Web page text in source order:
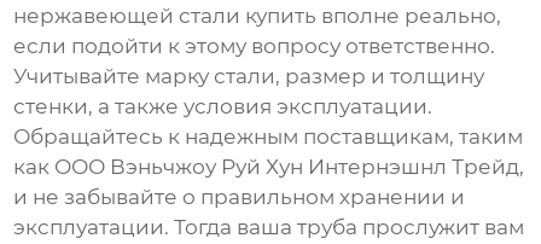
нержавеющей стали купить вполне реально,
если подойти к этому вопросу ответственно.
Учитывайте марку стали, размер и толщину
стенки, а также условия эксплуатации.
Обращайтесь к надежным поставщикам, таким
как ООО Вэньчжоу Руй Хун Интернэшнл Трейд,
и не забывайте о правильном хранении и
эксплуатации. Тогда ваша труба прослужит вам